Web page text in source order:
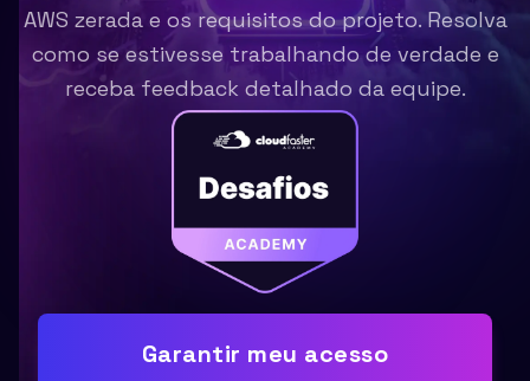
AWS zerada e os requisitos do projeto. Resolva
como se estivesse trabalhando de verdade e
receba feedback detalhado da equipe.
Garantir meu acesso